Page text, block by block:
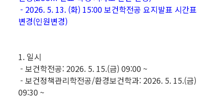
- 2026. 5. 13. (화) 15:00 보건학전공 요지발표 시간표
변경(인원변경)
1. 일시
- 보건학전공: 2026. 5. 15.(금) 09:00 ~
- 보건정책관리학전공/환경보건학과: 2026. 5. 15.(금)
09:30 ~